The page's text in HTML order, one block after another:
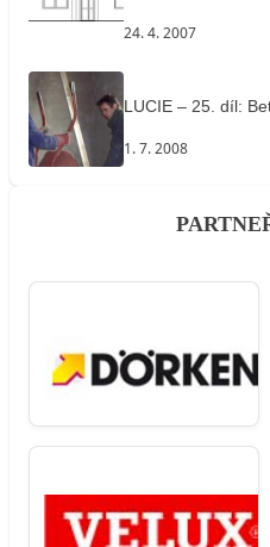
24. 4. 2007
LUCIE – 25. díl:
1. 7. 2008